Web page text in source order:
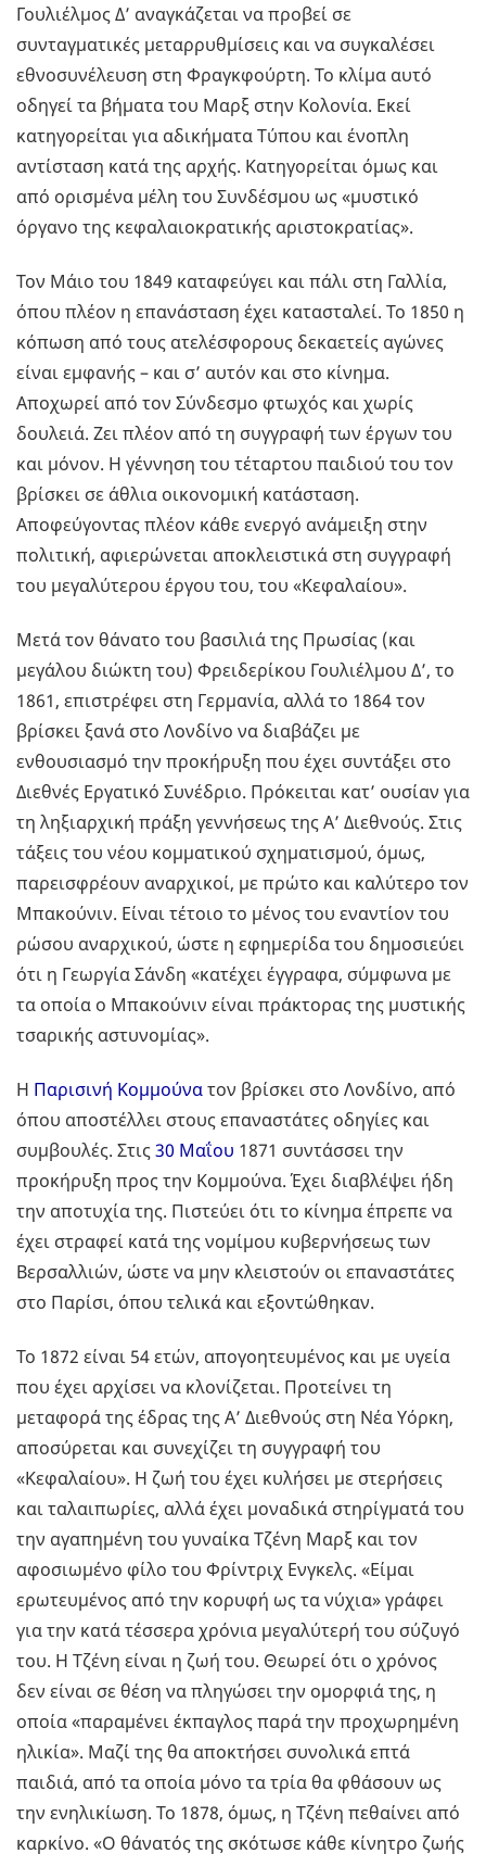
Γουλιέλμος Δ’ αναγκάζεται να προβεί σε
συνταγματικές μεταρρυθμίσεις και να συγκαλέσει
εθνοσυνέλευση στη Φραγκφούρτη. Το κλίμα αυτό
οδηγεί τα βήματα του Μαρξ στην Κολονία. Εκεί
κατηγορείται για αδικήματα Τύπου και ένοπλη
αντίσταση κατά της αρχής. Κατηγορείται όμως και
από ορισμένα μέλη του Συνδέσμου ως «μυστικό
όργανο της κεφαλαιοκρατικής αριστοκρατίας».
Τον Μάιο του 1849 καταφεύγει και πάλι στη Γαλλία,
όπου πλέον η επανάσταση έχει κατασταλεί. Το 1850 η
κόπωση από τους ατελέσφορους δεκαετείς αγώνες
είναι εμφανής – και σ’ αυτόν και στο κίνημα.
Αποχωρεί από τον Σύνδεσμο φτωχός και χωρίς
δουλειά. Ζει πλέον από τη συγγραφή των έργων του
και μόνον. Η γέννηση του τέταρτου παιδιού του τον
βρίσκει σε άθλια οικονομική κατάσταση.
Αποφεύγοντας πλέον κάθε ενεργό ανάμειξη στην
πολιτική, αφιερώνεται αποκλειστικά στη συγγραφή
του μεγαλύτερου έργου του, του «Κεφαλαίου».
Μετά τον θάνατο του βασιλιά της Πρωσίας (και
μεγάλου διώκτη του) Φρειδερίκου Γουλιέλμου Δ’, το
1861, επιστρέφει στη Γερμανία, αλλά το 1864 τον
βρίσκει ξανά στο Λονδίνο να διαβάζει με
ενθουσιασμό την προκήρυξη που έχει συντάξει στο
Διεθνές Εργατικό Συνέδριο. Πρόκειται κατ’ ουσίαν για
τη ληξιαρχική πράξη γεννήσεως της Α’ Διεθνούς. Στις
τάξεις του νέου κομματικού σχηματισμού, όμως,
παρεισφρέουν αναρχικοί, με πρώτο και καλύτερο τον
Μπακούνιν. Είναι τέτοιο το μένος του εναντίον του
ρώσου αναρχικού, ώστε η εφημερίδα του δημοσιεύει
ότι η Γεωργία Σάνδη «κατέχει έγγραφα, σύμφωνα με
τα οποία ο Μπακούνιν είναι πράκτορας της μυστικής
τσαρικής αστυνομίας».
Η Παρισινή Κομμούνατον βρίσκει στο Λονδίνο, από
όπου αποστέλλει στους επαναστάτες οδηγίες και
συμβουλές. Στις30 Μαΐου 1871 συντάσσει την
προκήρυξη προς την Κομμούνα. Έχει διαβλέψει ήδη
την αποτυχία της. Πιστεύει ότι το κίνημα έπρεπε να
έχει στραφεί κατά της νομίμου κυβερνήσεως των
Βερσαλλιών, ώστε να μην κλειστούν οι επαναστάτες
στο Παρίσι, όπου τελικά και εξοντώθηκαν.
Το 1872 είναι 54 ετών, απογοητευμένος και με υγεία
που έχει αρχίσει να κλονίζεται. Προτείνει τη
μεταφορά της έδρας της Α’ Διεθνούς στη Νέα Υόρκη,
αποσύρεται και συνεχίζει τη συγγραφή του
«Κεφαλαίου». Η ζωή του έχει κυλήσει με στερήσεις
και ταλαιπωρίες, αλλά έχει μοναδικά στηρίγματά του
την αγαπημένη του γυναίκα Τζένη Μαρξ και τον
αφοσιωμένο φίλο του Φρίντριχ Ενγκελς. «Είμαι
ερωτευμένος από την κορυφή ως τα νύχια» γράφει
για την κατά τέσσερα χρόνια μεγαλύτερή του σύζυγό
του. Η Τζένη είναι η ζωή του. Θεωρεί ότι ο χρόνος
δεν είναι σε θέση να πληγώσει την ομορφιά της, η
οποία «παραμένει έκπαγλος παρά την προχωρημένη
ηλικία». Μαζί της θα αποκτήσει συνολικά επτά
παιδιά, από τα οποία μόνο τα τρία θα φθάσουν ως
την ενηλικίωση. Το 1878, όμως, η Τζένη πεθαίνει από
καρκίνο. «Ο θάνατός της σκότωσε κάθε κίνητρο ζωής